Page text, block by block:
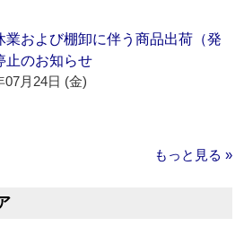
業および棚卸に伴う商品出荷（発
止のお知らせ
07月24日 (金)
もっと見る »